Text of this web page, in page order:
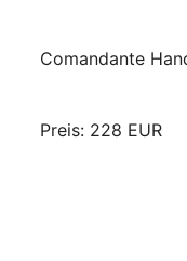
Comandante
Preis: 228 EUR